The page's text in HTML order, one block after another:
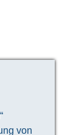
von